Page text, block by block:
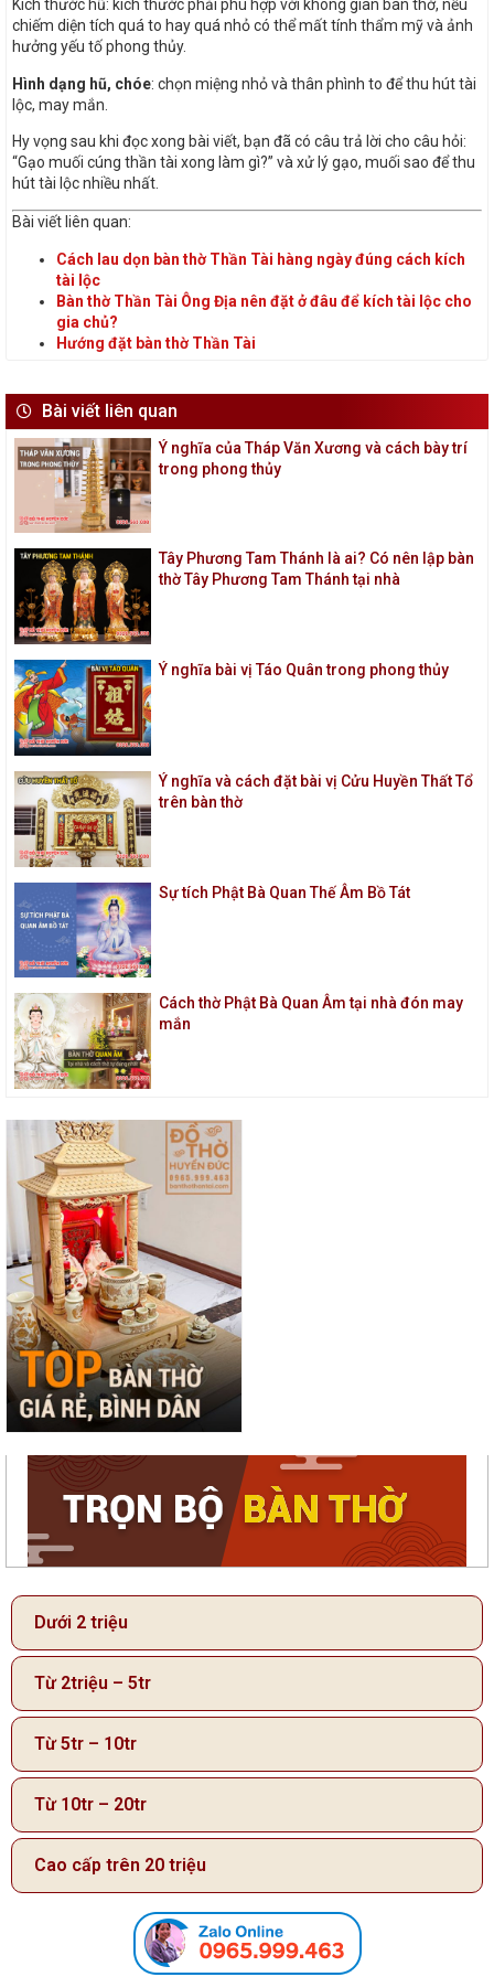
Kích thước hũ: kích thước phải phù hợp với không gian bàn thờ, nếu
chiếm diện tích quá to hay quá nhỏ có thể mất tính thẩm mỹ và ảnh
hưởng yếu tố phong thủy.
Hình dạng hũ, chóe: chọn miệng nhỏ và thân phình to để thu hút tài
lộc, may mắn.
Hy vọng sau khi đọc xong bài viết, bạn đã có câu trả lời cho câu hỏi:
“Gạo muối cúng thần tài xong làm gì?” và xử lý gạo, muối sao để thu
hút tài lộc nhiều nhất.
Bài viết liên quan:
Cách lau dọn bàn thờ Thần Tài hàng ngày đúng cách kích
tài lộc
Bàn thờ Thần Tài Ông Địa nên đặt ở đâu để kích tài lộc cho
gia chủ?
Hướng đặt bàn thờ Thần Tài
Bài viết liên quan
Ý nghĩa của Tháp Văn Xương và cách bày trí
trong phong thủy
Tây Phương Tam Thánh là ai? Có nên lập bàn
thờ Tây Phương Tam Thánh tại nhà
Ý nghĩa bài vị Táo Quân trong phong thủy
Ý nghĩa và cách đặt bài vị Cửu Huyền Thất Tổ
trên bàn thờ
Sự tích Phật Bà Quan Thế Âm Bồ Tát
Cách thờ Phật Bà Quan Âm tại nhà đón may
mắn
Dưới 2 triệu
Từ 2triệu – 5tr
Từ 5tr – 10tr
Từ 10tr – 20tr
Cao cấp trên 20 triệu